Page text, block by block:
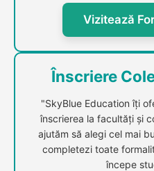
Vizitează
Înscriere
"SkyBlue Education îți
înscrierea la facultăți și
ajutăm să alegi cel mai
completezi toate
începe